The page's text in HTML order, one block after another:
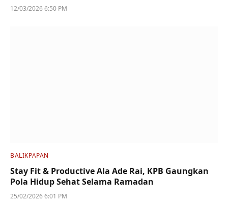
12/03/2026 6:50 PM
BALIKPAPAN
Stay Fit & Productive Ala Ade Rai, KPB Gaungkan
Pola Hidup Sehat Selama Ramadan
25/02/2026 6:01 PM